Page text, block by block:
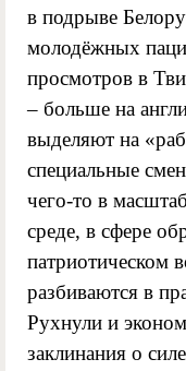
в подрыве
молодёжных
просмотров в
– больше на
выделяют на
специальные
чего-то в
среде, в сфере
патриотическом
разбиваются в
Рухнули и
заклинания о